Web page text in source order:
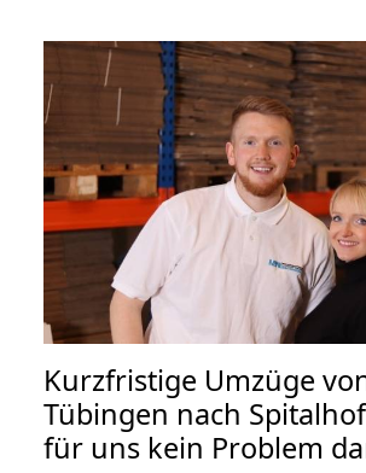
Kurzfristige Umzüge
Tübingen nach
für uns kein Problem